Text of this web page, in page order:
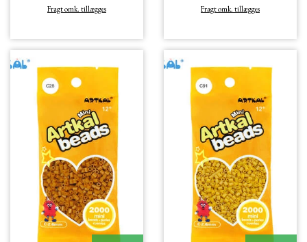
Fragt omk. tillægges Fragt omk. tillægges